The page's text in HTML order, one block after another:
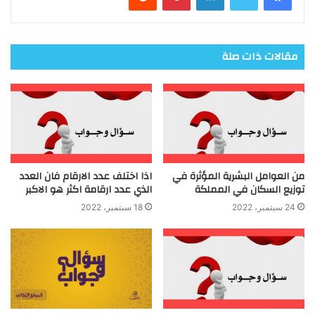
مقالات ذات صلة
من العوامل البشرية المؤثرة في
توزيع السكان في المملكة
24 سبتمبر، 2022
اذا اختلف عدد الارقام فان العدد
الذي عدد ارقامة اكثر هو الاكبر
18 سبتمبر، 2022